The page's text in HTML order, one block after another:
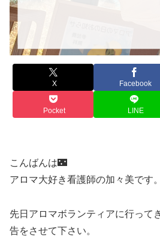
X Facebook
Pocket LINE
こんばんは🌃
アロマ大好き看護師の加々美です。
先日アロマボランティアに行って
告をさせて下さい。